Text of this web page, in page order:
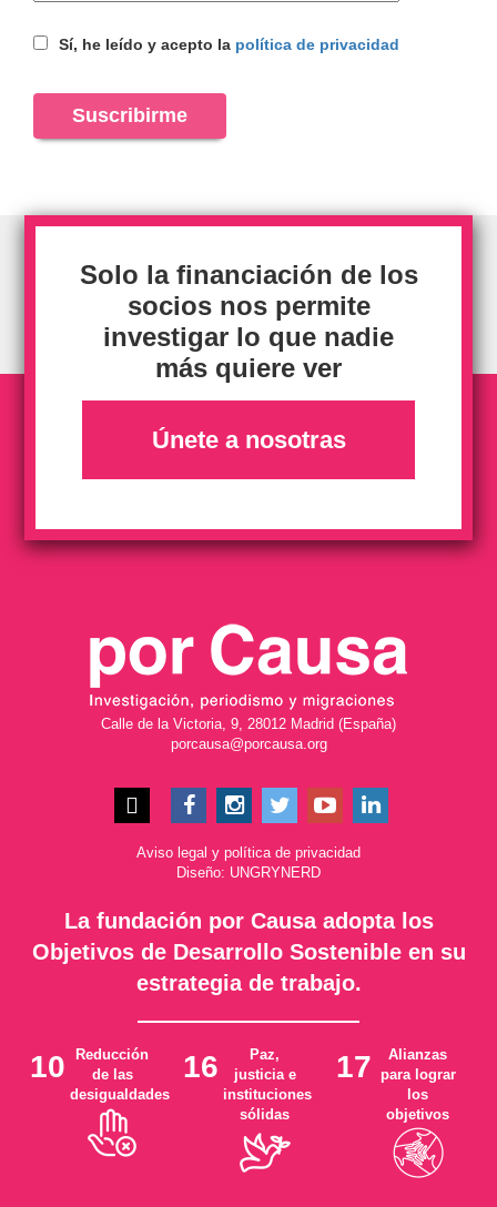
Sí, he leído y acepto la política de privacidad
Solo la financiación de los
socios nos permite
investigar lo que nadie
más quiere ver
Únete a nosotras
Calle de la Victoria, 9, 28012 Madrid (España)
porcausa@porcausa.org
Aviso legal y política de privacidad
Diseño: UNGRYNERD
La fundación por Causa adopta los
Objetivos de Desarrollo Sostenible en su
estrategia de trabajo.
10
Reducción
de las
desigualdades
16
Paz,
justicia e
instituciones
sólidas
17
Alianzas
para lograr
los
objetivos